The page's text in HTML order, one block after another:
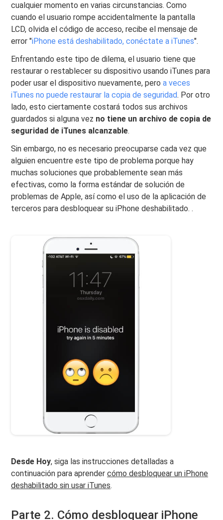
cualquier momento en varias circunstancias. Como
cuando el usuario rompe accidentalmente la pantalla
LCD, olvida el código de acceso, recibe el mensaje de
error "iPhone está deshabilitado, conéctate a iTunes".
Enfrentando este tipo de dilema, el usuario tiene que
restaurar o restablecer su dispositivo usando iTunes para
poder usar el dispositivo nuevamente, peroa veces
iTunes no puede restaurar la copia de seguridad. Por otro
lado, esto ciertamente costará todos sus archivos
guardados si alguna vez no tiene un archivo de copia de
seguridad de iTunes alcanzable.
Sin embargo, no es necesario preocuparse cada vez que
alguien encuentre este tipo de problema porque hay
muchas soluciones que probablemente sean más
efectivas, como la forma estándar de solución de
problemas de Apple, así como el uso de la aplicación de
terceros para desbloquear su iPhone deshabilitado. .
Desde Hoy, siga las instrucciones detalladas a
continuación para aprendercómo desbloquear un iPhone
deshabilitado sin usar iTunes.
Parte 2. Cómo desbloquear iPhone